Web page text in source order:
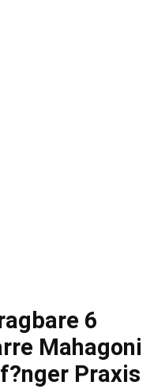
6
Mahagoni
Praxis